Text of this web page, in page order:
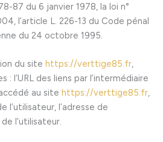
87 du 6 janvier 1978, la loi n°
l’article L. 226-13 du Code pénal
du 24 octobre 1995.
du site https://verttige85.fr,
l’URL des liens par l’intermédiaire
au site https://verttige85.fr,
l’utilisateur, l’adresse de
l’utilisateur.